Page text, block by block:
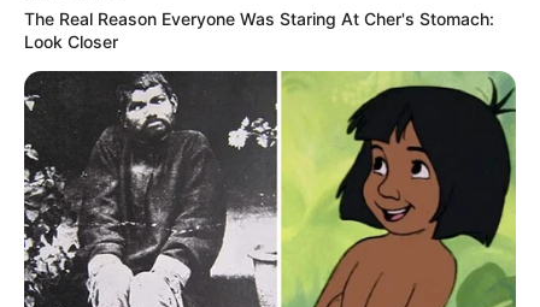
The Real Reason Everyone Was Staring At Cher's Stomach:
Look Closer